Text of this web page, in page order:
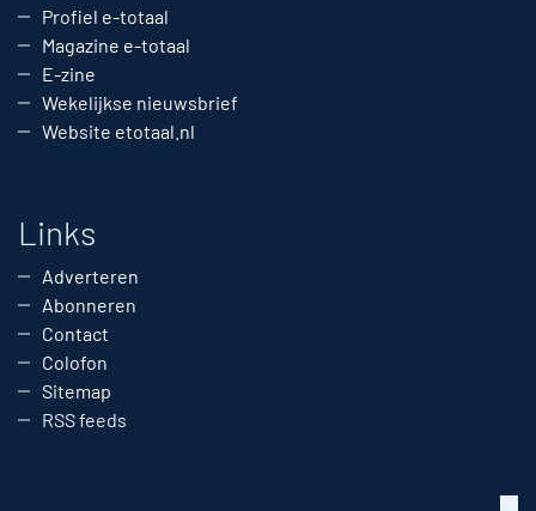
Profiel e-totaal
Magazine e-totaal
E-zine
Wekelijkse nieuwsbrief
Website etotaal.nl
Links
Adverteren
Abonneren
Contact
Colofon
Sitemap
RSS feeds